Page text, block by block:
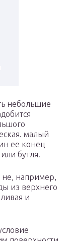
небольшие
малый
ее конец
бутля.
не, например,
из верхнего
и